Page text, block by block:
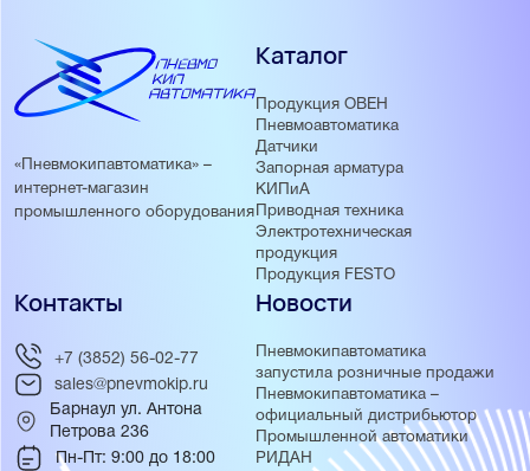
«Пневмокипавтоматика» –
интернет-магазин
промышленного оборудования
Каталог
Продукция ОВЕН
Пневмоавтоматика
Датчики
Запорная арматура
КИПиА
Приводная техника
Электротехническая
продукция
Продукция FESTO
Новости
Пневмокипавтоматика
запустила розничные продажи
Пневмокипавтоматика –
официальный дистрибьютор
Промышленной автоматики
РИДАН
Контакты
+7 (3852) 56-02-77
sales@pnevmokip.ru
Барнаул ул. Антона
Петрова 236
Пн-Пт: 9:00 до 18:00